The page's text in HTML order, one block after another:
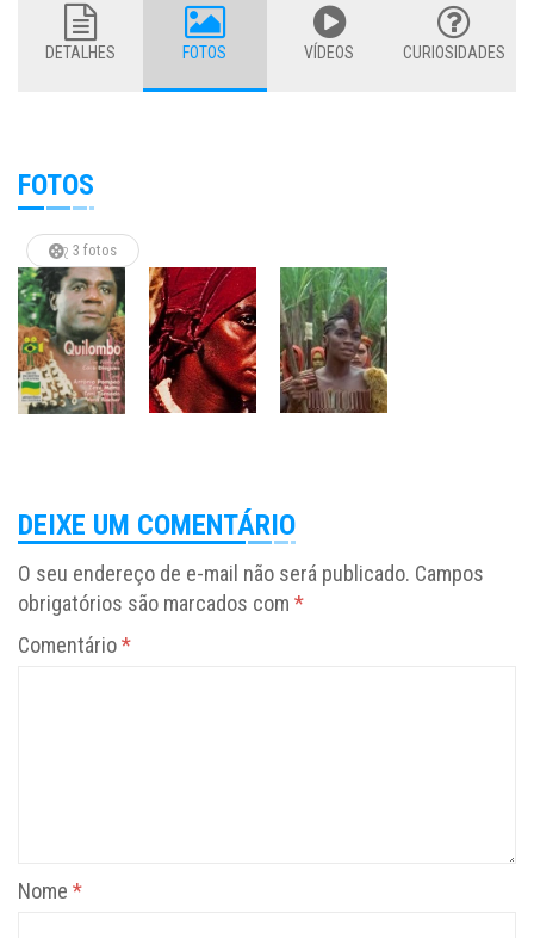
DETALHES FOTOS VÍDEOS CURIOSIDADES
FOTOS
3 fotos
DEIXE UM COMENTÁRIO
O seu endereço de e-mail não será publicado. Campos
obrigatórios são marcados com *
Comentário*
Nome *